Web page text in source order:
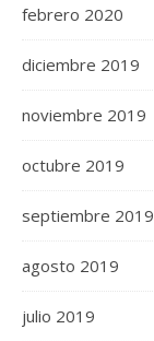
febrero 2020
diciembre 2019
noviembre 2019
octubre 2019
septiembre 2019
agosto 2019
julio 2019